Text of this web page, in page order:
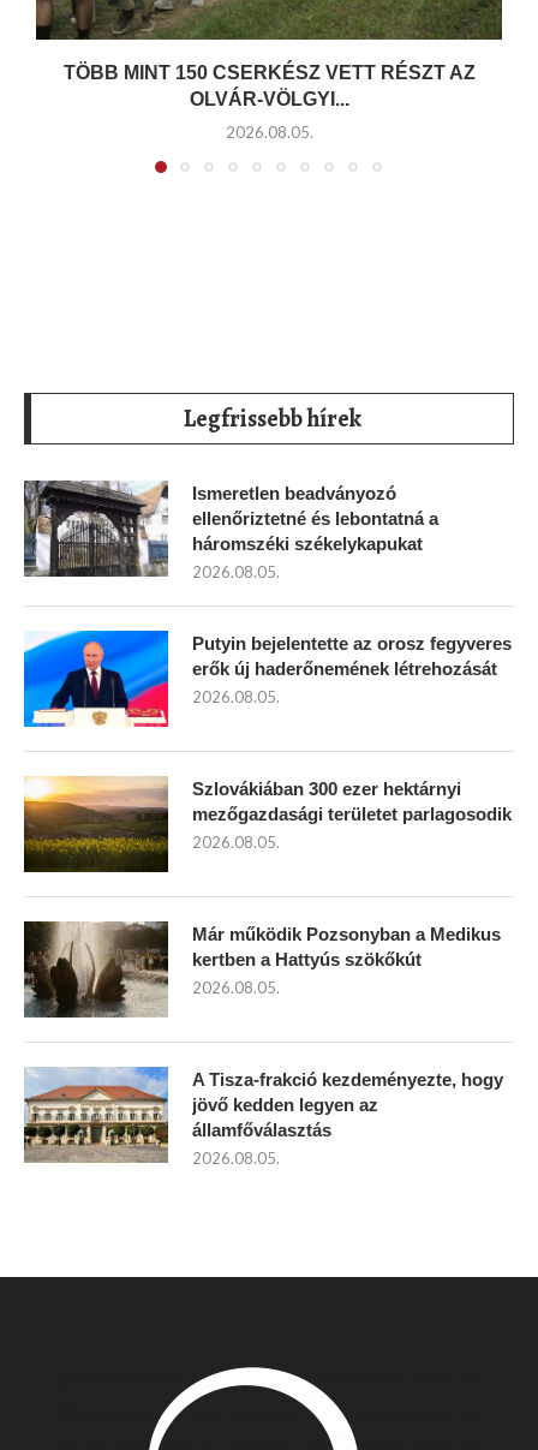
TÖBB MINT 150 CSERKÉSZ VETT RÉSZT AZ
OLVÁR-VÖLGYI...
2026.08.05.
Legfrissebb hírek
Ismeretlen beadványozó
ellenőriztetné és lebontatná a
háromszéki székelykapukat
2026.08.05.
Putyin bejelentette az orosz fegyveres
erők új haderőnemének létrehozását
2026.08.05.
Szlovákiában 300 ezer hektárnyi
mezőgazdasági területet parlagosodik
2026.08.05.
Már működik Pozsonyban a Medikus
kertben a Hattyús szökőkút
2026.08.05.
A Tisza-frakció kezdeményezte, hogy
jövő kedden legyen az
államfőválasztás
2026.08.05.